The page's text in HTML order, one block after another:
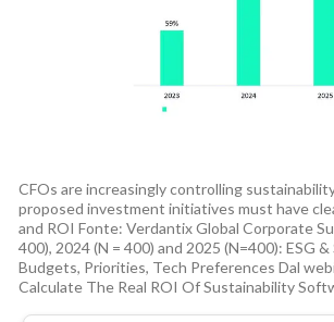
CFOs are increasingly controlling
proposed investment initiatives must have
and ROI Fonte: Verdantix Global Corporate
400), 2024 (N = 400) and 2025 (N=400): ESG
Budgets, Priorities, Tech Preferences Dal
Calculate The Real ROI Of Sustainability